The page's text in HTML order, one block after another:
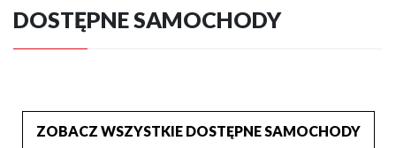
DOSTĘPNE SAMOCHODY
ZOBACZ WSZYSTKIE DOSTĘPNE SAMOCHODY